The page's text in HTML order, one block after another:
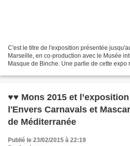
C'est le titre de l'exposition présentée
Marseille, en co-production avec le Musée
Masque de Binche. Une partie de cette expo
♥♥ Mons 2015 et l’exposition Le Monde à
l'Envers Carnavals et Mascarades d'Europe et
de Méditerranée
Publié le 23/02/2015 à 22:19